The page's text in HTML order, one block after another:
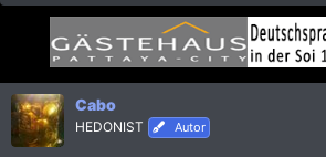
Cabo
HEDONIST Autor